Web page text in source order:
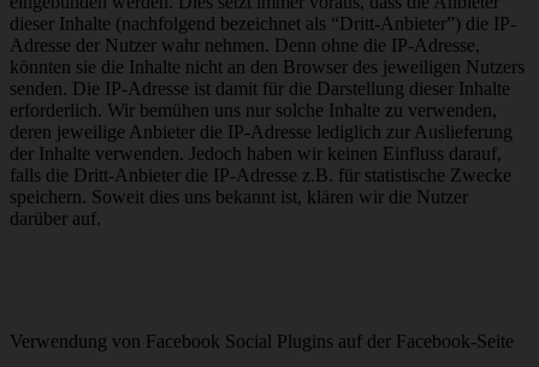
dieser Inhalte (nachfolgend bezeichnet als “Dritt-Anbieter”) die IP-
Adresse der Nutzer wahr nehmen. Denn ohne die IP-Adresse,
könnten sie die Inhalte nicht an den Browser des jeweiligen Nutzers
senden. Die IP-Adresse ist damit für die Darstellung dieser Inhalte
erforderlich. Wir bemühen uns nur solche Inhalte zu verwenden,
deren jeweilige Anbieter die IP-Adresse lediglich zur Auslieferung
der Inhalte verwenden. Jedoch haben wir keinen Einfluss darauf,
falls die Dritt-Anbieter die IP-Adresse z.B. für statistische Zwecke
speichern. Soweit dies uns bekannt ist, klären wir die Nutzer
darüber auf.
Verwendung von Facebook Social Plugins auf der Facebook-Seite